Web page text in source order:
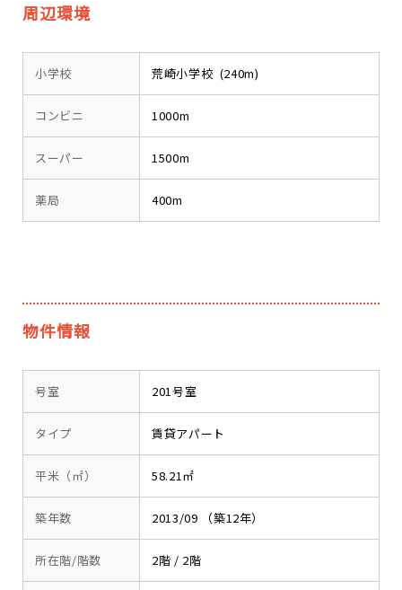
周辺環境
小学校 荒崎小学校 (240m)
コンビニ 1000m
スーパー 1500m
薬局 400m
物件情報
号室 201号室
タイプ 賃貸アパート
平米（㎡） 58.21㎡
築年数 2013/09 （築12年）
所在階/階数 2階 / 2階